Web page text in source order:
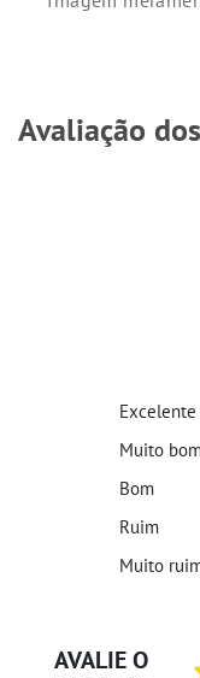
Avaliação
AVALIE O
Excelente
Muito
Bom
Ruim
Muito